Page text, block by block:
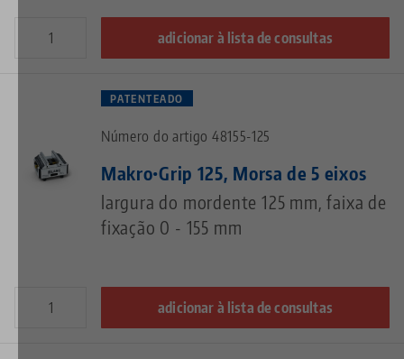
adicionar à lista de consultas
PATENTEADO
Número do artigo 48155-125
Makro•Grip 125, Morsa de 5 eixos
largura do mordente 125 mm, faixa de
fixação 0 - 155 mm
adicionar à lista de consultas